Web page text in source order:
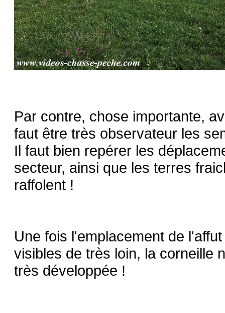
Par contre, chose importante,
faut être très observateur les
Il faut bien repérer les
secteur, ainsi que les terres
raffolent !
Une fois l'emplacement de
visibles de très loin, la corneille
très développée !